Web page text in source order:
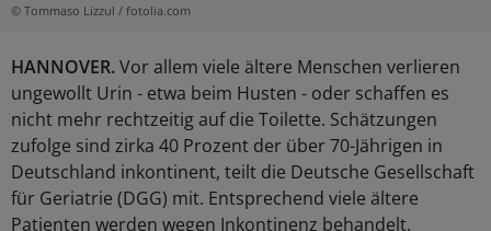
© Tommaso Lizzul / fotolia.com
HANNOVER.Vor allem viele ältere Menschen verlieren
ungewollt Urin - etwa beim Husten - oder schaffen es
nicht mehr rechtzeitig auf die Toilette. Schätzungen
zufolge sind zirka 40 Prozent der über 70-Jährigen in
Deutschland inkontinent, teilt die Deutsche Gesellschaft
für Geriatrie (DGG) mit. Entsprechend viele ältere
Patienten werden wegen Inkontinenz behandelt.